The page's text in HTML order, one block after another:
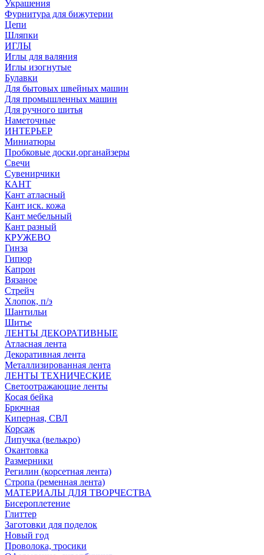
Украшения
Фурнитура для бижутерии
Цепи
Шляпки
ИГЛЫ
Иглы для валяния
Иглы изогнутые
Булавки
Для бытовых швейных машин
Для промышленных машин
Для ручного шитья
Наметочные
ИНТЕРЬЕР
Миниатюры
Пробковые доски,органайзеры
Свечи
Сувенирчики
КАНТ
Кант атласный
Кант иск. кожа
Кант мебельный
Кант разный
КРУЖЕВО
Гинза
Гипюр
Капрон
Вязаное
Стрейч
Хлопок, п/э
Шантильи
Шитье
ЛЕНТЫ ДЕКОРАТИВНЫЕ
Атласная лента
Декоративная лента
Металлизированная лента
ЛЕНТЫ ТЕХНИЧЕСКИЕ
Светоотражающие ленты
Косая бейка
Брючная
Киперная, СВЛ
Корсаж
Липучка (велькро)
Окантовка
Размерники
Регилин (корсетная лента)
Стропа (ременная лента)
МАТЕРИАЛЫ ДЛЯ ТВОРЧЕСТВА
Бисероплетение
Глиттер
Заготовки для поделок
Новый год
Проволока, тросики